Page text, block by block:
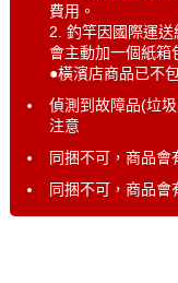
費用。
2. 釣竿因國際運
會主動加一個紙箱
●橫濱店商品已不
偵測到故障品(垃
注意
同捆不可，商品會
同捆不可，商品會